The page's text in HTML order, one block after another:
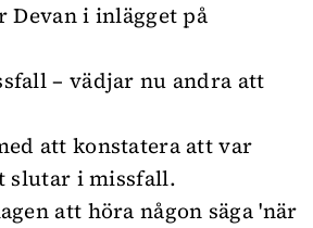
Devan i inlägget på
– vädjar nu andra att
att konstatera att var
slutar i missfall.
att höra någon säga 'när